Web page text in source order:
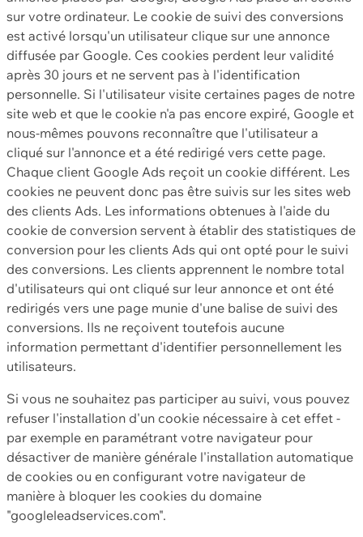
sur votre ordinateur. Le cookie de suivi des conversions
est activé lorsqu'un utilisateur clique sur une annonce
diffusée par Google. Ces cookies perdent leur validité
après 30 jours et ne servent pas à l'identification
personnelle. Si l'utilisateur visite certaines pages de notre
site web et que le cookie n'a pas encore expiré, Google et
nous-mêmes pouvons reconnaître que l'utilisateur a
cliqué sur l'annonce et a été redirigé vers cette page.
Chaque client Google Ads reçoit un cookie différent. Les
cookies ne peuvent donc pas être suivis sur les sites web
des clients Ads. Les informations obtenues à l'aide du
cookie de conversion servent à établir des statistiques de
conversion pour les clients Ads qui ont opté pour le suivi
des conversions. Les clients apprennent le nombre total
d'utilisateurs qui ont cliqué sur leur annonce et ont été
redirigés vers une page munie d'une balise de suivi des
conversions. Ils ne reçoivent toutefois aucune
information permettant d'identifier personnellement les
utilisateurs.
Si vous ne souhaitez pas participer au suivi, vous pouvez
refuser l'installation d'un cookie nécessaire à cet effet -
par exemple en paramétrant votre navigateur pour
désactiver de manière générale l'installation automatique
de cookies ou en configurant votre navigateur de
manière à bloquer les cookies du domaine
"googleleadservices.com".